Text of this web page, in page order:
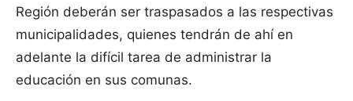
Región deberán ser traspasados a las respectivas
municipalidades, quienes tendrán de ahí en
adelante la difícil tarea de administrar la
educación en sus comunas.